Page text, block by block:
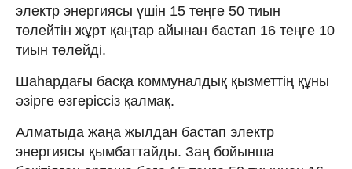
электр энергиясы үшін 15 теңге 50 тиын
төлейтін жұрт қаңтар айынан бастап 16 теңге 10
тиын төлейді.
Шаһардағы басқа коммуналдық қызметтің құны
әзірге өзгеріссіз қалмақ.
Алматыда жаңа жылдан бастап электр
энергиясы қымбаттайды. Заң бойынша